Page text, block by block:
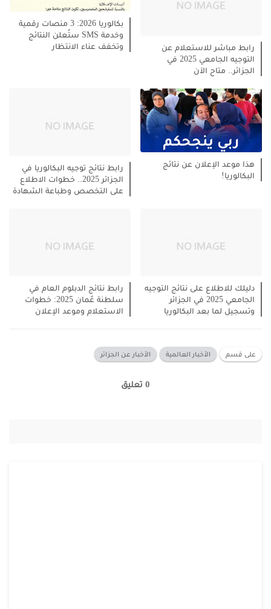
رابط مباشر للاستعلام عن
التوجيه الجامعي 2025 في
الجزائر.. متاح الآن
بكالوريا 2026: 3 منصات رقمية
وخدمة SMS ستُعلن النتائج
وتخفف عناء الانتظار
هذا موعد الإعلان عن نتائج
البكالوريا!
رابط نتائج توجيه البكالوريا في
الجزائر 2025.. خطوات الاطلاع
على التخصص وطباعة الشهادة
دليلك للاطلاع على نتائج التوجيه
الجامعي 2025 في الجزائر
وتسجيل لما بعد البكالوريا
رابط نتائج الدبلوم العام في
سلطنة عُمان 2025: خطوات
الاستعلام وموعد الإعلان
على قسم الأخبار العالمية الأخبار عن الجزائر
0 تعليق